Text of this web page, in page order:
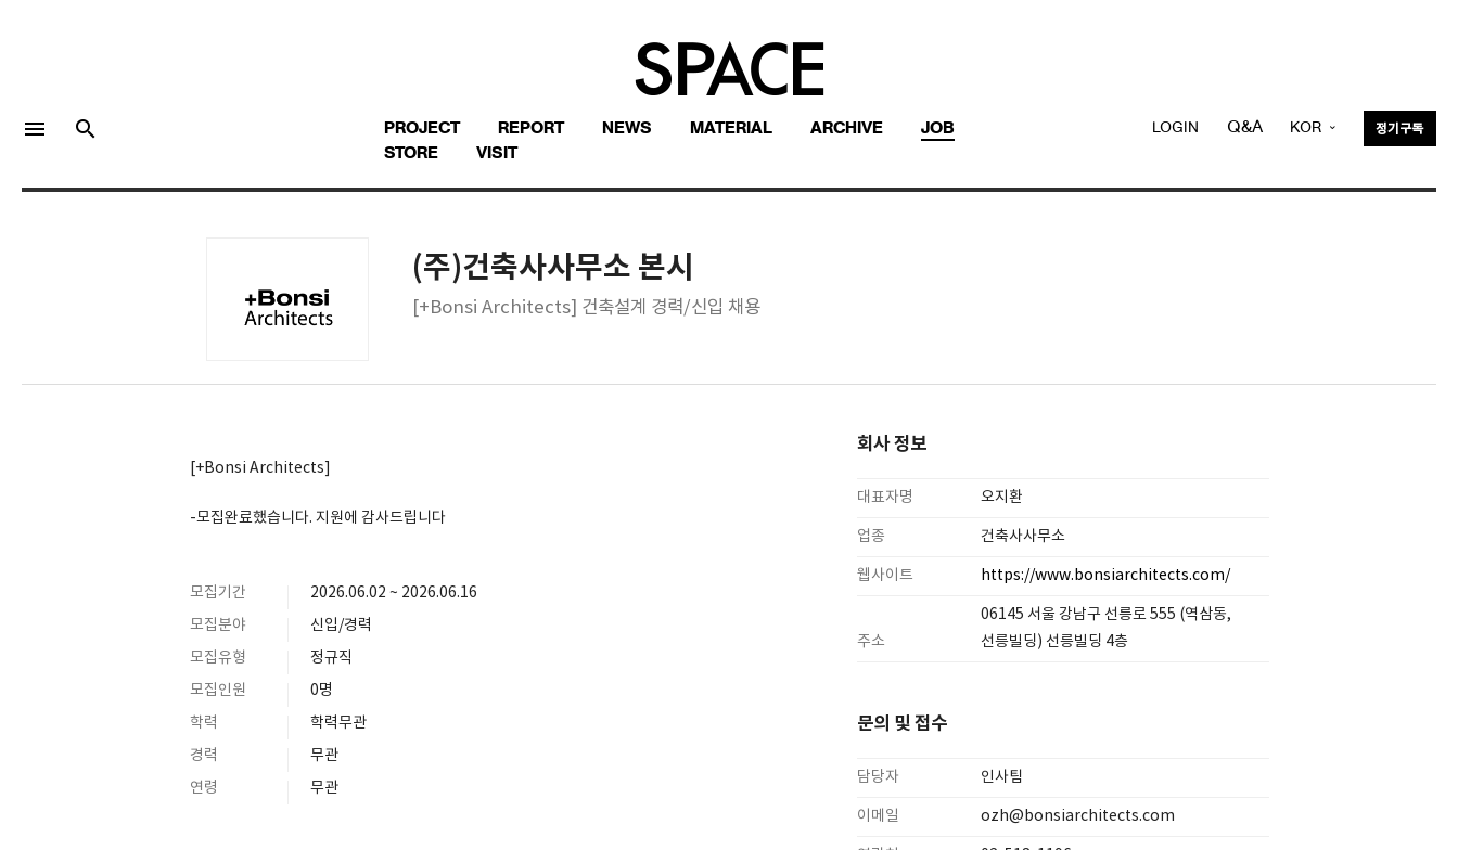
menu search PROJECT REPORT NEWS MATERIAL ARCHIVE
JOB
STORE
VISIT
LOGIN Q&A KOR 정기구독
(주)건축사사무소 본시
[+Bonsi Architects] 건축설계 경력/신입 채용
[+Bonsi Architects]
-모집완료했습니다. 지원에 감사드립니다
모집기간
2026.06.02 ~ 2026.06.16
모집분야
신입/경력
모집유형
정규직
모집인원
0명
학력
학력무관
경력
무관
연령
무관
회사 정보
대표자명 오지환
업종 건축사사무소
웹사이트 https://www.bonsiarchitects.com/
주소
06145 서울 강남구 선릉로 555 (역삼동,
선릉빌딩) 선릉빌딩 4층
문의 및 접수
담당자 인사팀
이메일 ozh@bonsiarchitects.com